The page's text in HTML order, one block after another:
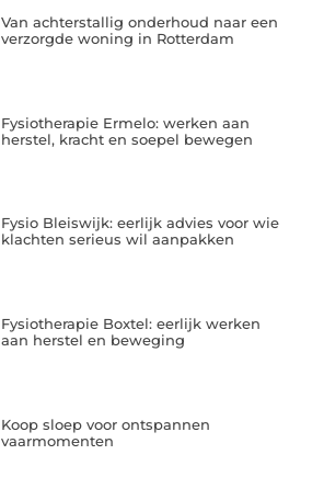
Van achterstallig onderhoud naar een
verzorgde woning in Rotterdam
Fysiotherapie Ermelo: werken aan
herstel, kracht en soepel bewegen
Fysio Bleiswijk: eerlijk advies voor wie
klachten serieus wil aanpakken
Fysiotherapie Boxtel: eerlijk werken
aan herstel en beweging
Koop sloep voor ontspannen
vaarmomenten